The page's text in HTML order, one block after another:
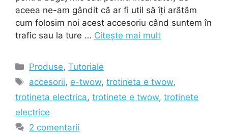
aceea ne-am gândit că ar fi util să îți arătăm
cum folosim noi acest accesoriu când suntem în
trafic sau la ture … Citește mai mult
Categorii
Produse,Tutoriale
Etichete
accesorii, e-twow,trotineta e twow,
trotineta electrica, trotinete e twow, trotinete
electrice
2 comentarii